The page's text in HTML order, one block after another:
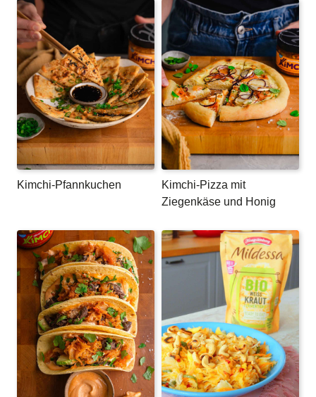
Kimchi-Pfannkuchen
Kimchi-Pizza mit
Ziegenkäse und Honig